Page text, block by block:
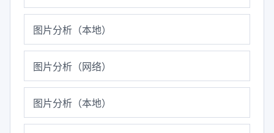
图片分析（本地）
图片分析（网络）
图片分析（本地）